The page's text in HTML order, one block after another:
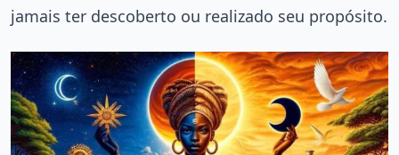
jamais ter descoberto ou realizado seu propósito.